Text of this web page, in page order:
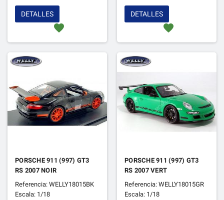
favorite
DETALLES
favorite
DETALLES
PORSCHE 911 (997) GT3
RS 2007 NOIR
Referencia: WELLY18015BK
Escala: 1/18
PORSCHE 911 (997) GT3
RS 2007 VERT
Referencia: WELLY18015GR
Escala: 1/18